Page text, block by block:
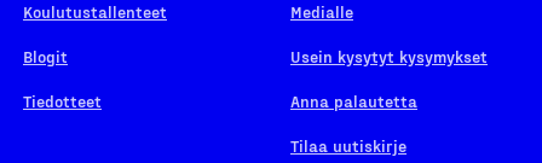
Koulutustallenteet
Blogit
Tiedotteet
Medialle
Usein kysytyt kysymykset
Anna palautetta
Tilaa uutiskirje